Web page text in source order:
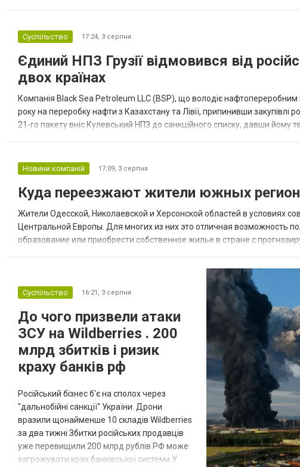
Суспільство 17:24, 3 серпня
Єдиний НПЗ Грузії відмовився від
двох країнах
Компанія Black Sea Petroleum LLC (BSP), що володіє
року на переробку нафти з Казахстану та Лівії, припинивши
21-го пакету вніс Кулевський НПЗ до санкційного списку, давши йому
Новини компаній 17:09, 3 серпня
Куда переезжают жители южных
Жители Одесской, Николаевской и Херсонской областей в условиях
Центральной Европы. Для многих из них это отличная возможность
образование или приобрести собственное жилье в стране с
Суспільство 16:21, 3 серпня
До чого призвели атаки
ЗСУ на Wildberries . 200
млрд збитків і ризик
краху банків рф
Російський бізнес б'є на сполох через
"дальнобійні санкції" України. Дрони
вразили щонайменше 10 складів Wildberries
за два тижні Збитки російських продавців
уже перевищили 200 млрд рублів РФ може
загрожувати крах банківської системи У